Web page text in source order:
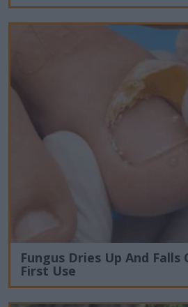
Fungus Dries Up And
First Use